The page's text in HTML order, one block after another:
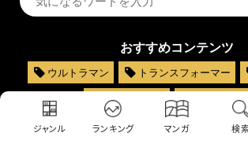
ジャンル ランキング マンガ 検
おすすめコンテンツ
ウルトラマン トランスフォーマー
スーパー戦隊
テレビマガ